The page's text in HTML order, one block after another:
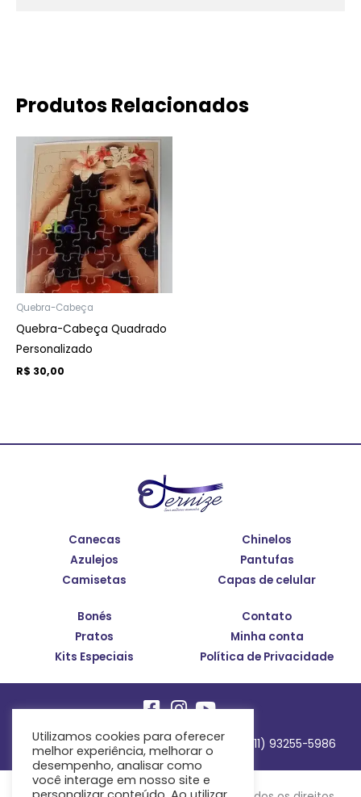
Produtos Relacionados
Quebra-Cabeça
Quebra-Cabeça Quadrado
Personalizado
R$ 30,00
Canecas
Azulejos
Camisetas
Chinelos
Pantufas
Capas de celular
Bonés
Pratos
Kits Especiais
Contato
Minha conta
Política de Privacidade
eternize.diretoria@gmail.com WhatsApp (11) 93255-5986
Utilizamos cookies para oferecer
melhor experiência, melhorar o
desempenho, analisar como
você interage em nosso site e